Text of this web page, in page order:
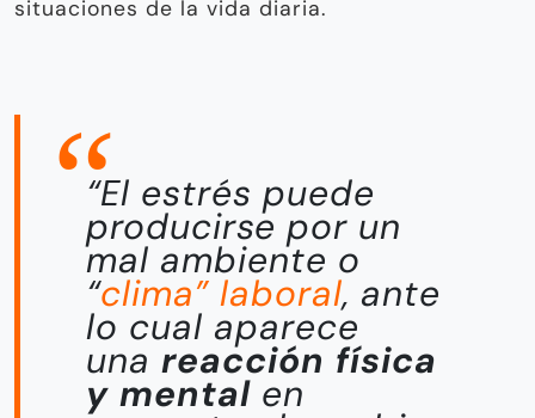
situaciones de la vida diaria.
“El estrés puede
producirse por un
mal ambiente o
“clima” laboral, ante
lo cual aparece
una reacción física
y mental en